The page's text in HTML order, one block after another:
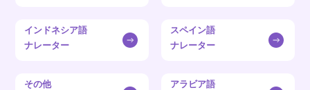
インドネシア語
ナレーター
スペイン語
ナレーター
その他
アラビア語